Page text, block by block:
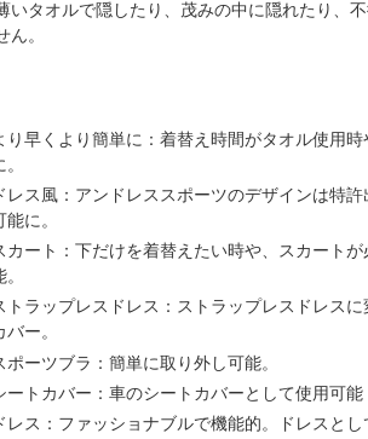
いタオルで隠したり、茂みの中に隠れたり、
ん。
り早くより簡単に：着替え時間がタオル使用
レス風：アンドレススポーツのデザインは特
能に。
カート：下だけを着替えたい時や、スカート
トラップレスドレス：ストラップレスドレス
バー。
ポーツブラ：簡単に取り外し可能。
ートカバー：車のシートカバーとして使用可能
レス：ファッショナブルで機能的。ドレスとし